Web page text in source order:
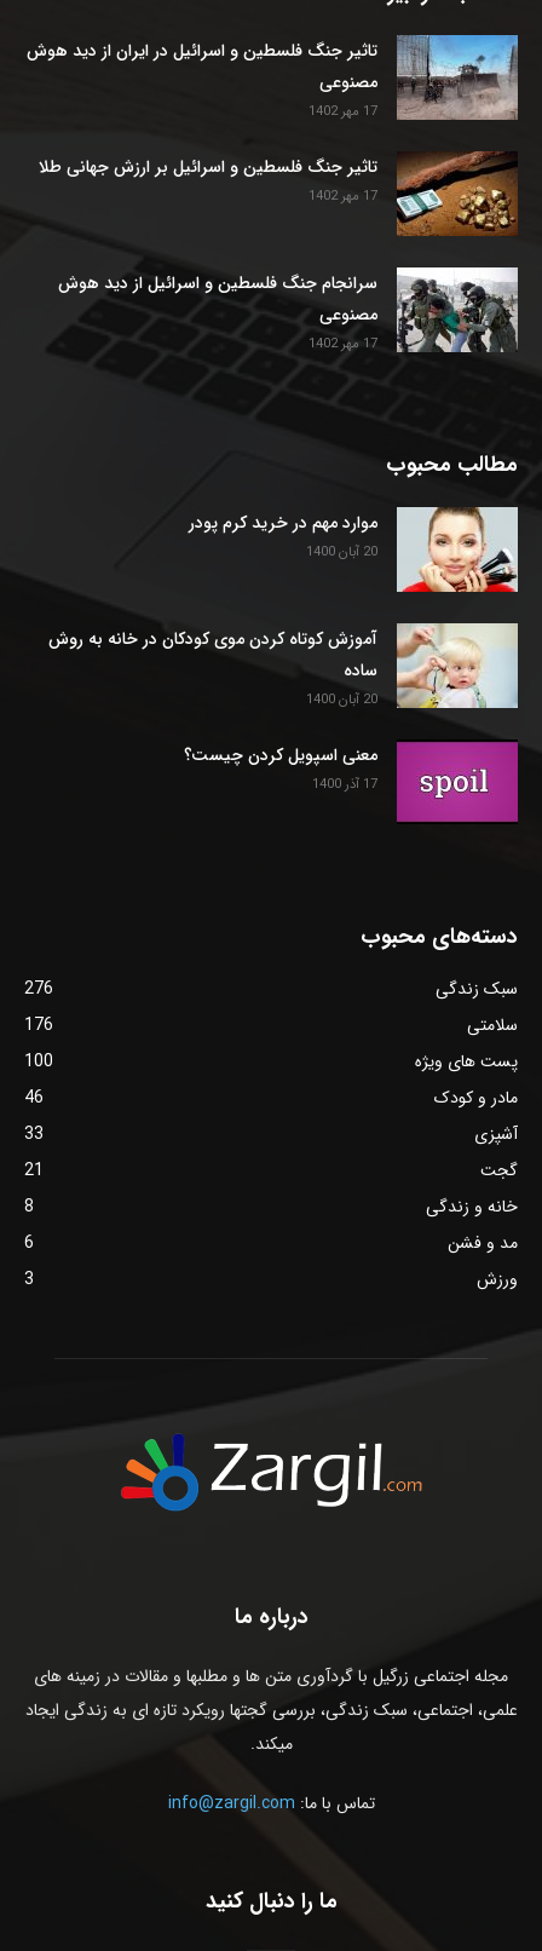
تاثیر جنگ فلسطین و اسرائیل در ایران از دید هوش
مصنوعی
17 مهر 1402
تاثیر جنگ فلسطین و اسرائیل بر ارزش جهانی طلا
17 مهر 1402
سرانجام جنگ فلسطین و اسرائیل از دید هوش
مصنوعی
17 مهر 1402
مطالب محبوب
موارد مهم در خرید کرم پودر
20 آبان 1400
آموزش کوتاه کردن موی کودکان در خانه به روش
ساده
20 آبان 1400
معنی اسپویل کردن چیست؟
17 آذر 1400
دسته‌های محبوب
سبک زندگی
276
سلامتی
176
پست های ویژه
100
مادر و کودک
46
آشپزی
33
گجت
21
خانه و زندگی
8
مد و فشن
6
ورزش
3
درباره ما
مجله اجتماعی زرگیل با گردآوری متن ها و مطلبها و مقالات در زمینه های
علمی، اجتماعی، سبک زندگی، بررسی گجتها رویکرد تازه ای به زندگی ایجاد
میکند.
تماس با ما: info@zargil.com
ما را دنبال کنید